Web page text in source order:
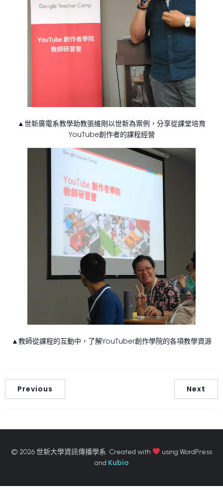
▲世新廣電系教學助教張維剛以世新為案例，分享從課堂培育
YouTube創作者的課程經營
▲教師從課程的互動中，了解YouTuber創作學院的各項教學資源
Previous Next
© 2026 世新大學資訊傳播學系. Created with
using WordPress
and Kubio